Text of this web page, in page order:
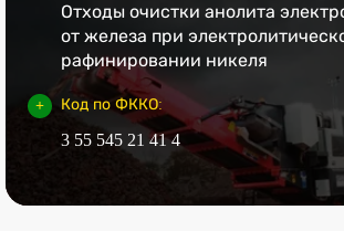
Отходы очистки анолита
от железа при
рафинировании никеля
Код по ФККО:
3 55 545 21 41 4